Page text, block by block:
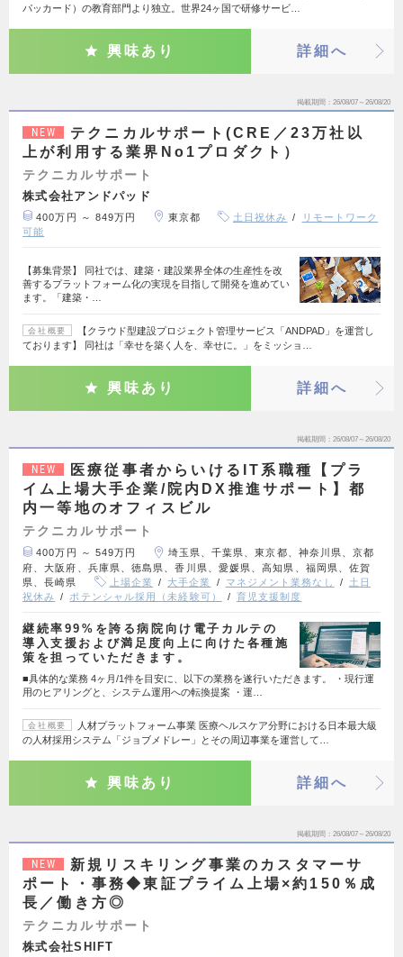
パッカード）の教育部門より独立。世界24ヶ国で研修サービ…
興味あり 詳細へ
掲載期間 26/08/07～26/08/20
NEW
テクニカルサポート(CRE／23万社以
上が利用する業界No1プロダクト）
テクニカルサポート
株式会社アンドパッド
400万円 ～ 849万円 東京都 土日祝休み
リモートワーク
可能
【募集背景】 同社では、建築・建設業界全体の生産性を改
善するプラットフォーム化の実現を目指して開発を進めてい
ます。「建築・…
会社概要
【クラウド型建設プロジェクト管理サービス「ANDPAD」を運営し
ております】 同社は「幸せを築く人を、幸せに。」をミッショ…
興味あり 詳細へ
掲載期間 26/08/07～26/08/20
NEW
医療従事者からいけるIT系職種【プラ
イム上場大手企業/院内DX推進サポート】都
内一等地のオフィスビル
テクニカルサポート
400万円 ～ 549万円
埼玉県、千葉県、東京都、神奈川県、京都
府、大阪府、兵庫県、徳島県、香川県、愛媛県、高知県、福岡県、佐賀
県、長崎県
上場企業 大手企業 マネジメント業務なし
土日
祝休み
ポテンシャル採用（未経験可） 育児支援制度
継続率99%を誇る病院向け電子カルテの
導入支援および満足度向上に向けた各種施
策を担っていただきます。
■具体的な業務 4ヶ月/1件を目安に、以下の業務を遂行いただきます。 ・現行運
用のヒアリングと、システム運用への転換提案 ・運…
会社概要
人材プラットフォーム事業 医療ヘルスケア分野における日本最大級
の人材採用システム「ジョブメドレー」とその周辺事業を運営して…
興味あり 詳細へ
掲載期間 26/08/07～26/08/20
NEW
新規リスキリング事業のカスタマーサ
ポート・事務◆東証プライム上場×約150％成
長／働き方◎
テクニカルサポート
株式会社SHIFT